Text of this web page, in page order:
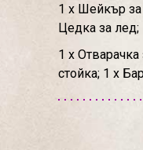
1 х Шейкър за
Цедка за лед;
1 х
стойка; 1 х